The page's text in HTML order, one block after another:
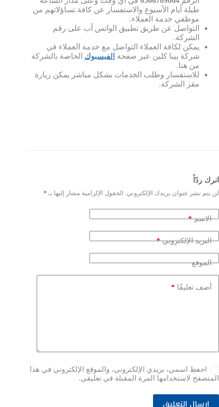
طيلة أيام الأسبوع والاستفسار عن كافة تساؤلاتهم من
موظفي خدمة العملاء.
التواصل عن طريق تطبيق الواتس أب على رقم
الشركة.
يمكن لكافة العملاء التواصل مع خدمة العملاء في
شركة بينا كلين عبر صفحة الفيسبوك الخاصة بالشركة
من هنا.
للاستفسار وطلب الخدمات بشكل مباشر يمكن زيارة
مقر الشركة.
اترك ردّاً
لن يتم نشر عنوان بريدك الإلكتروني. الحقول الإلزامية مشار إليها بـ *
الاسم*
البريد الإلكتروني*
الموقع
أضف تعليقًا *
احفظ اسمي، بريدي الإلكتروني، والموقع الإلكتروني في هذا
المتصفح لاستخدامها المرة المقبلة في تعليقي.
إرسال التعليق